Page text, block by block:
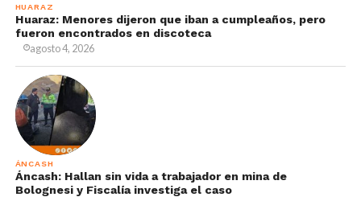
HUARAZ
Huaraz: Menores dijeron que iban a cumpleaños, pero
fueron encontrados en discoteca
agosto 4, 2026
ÁNCASH
Áncash: Hallan sin vida a trabajador en mina de
Bolognesi y Fiscalía investiga el caso